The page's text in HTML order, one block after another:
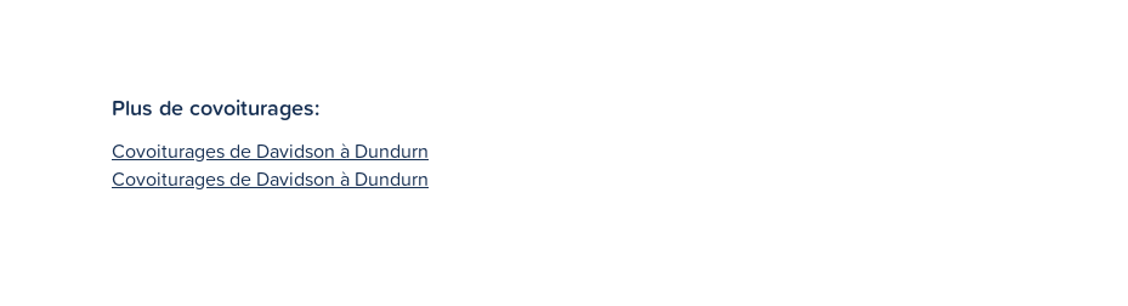
Plus de covoiturages:
Covoiturages de Davidson à Dundurn
Covoiturages de Davidson à Dundurn